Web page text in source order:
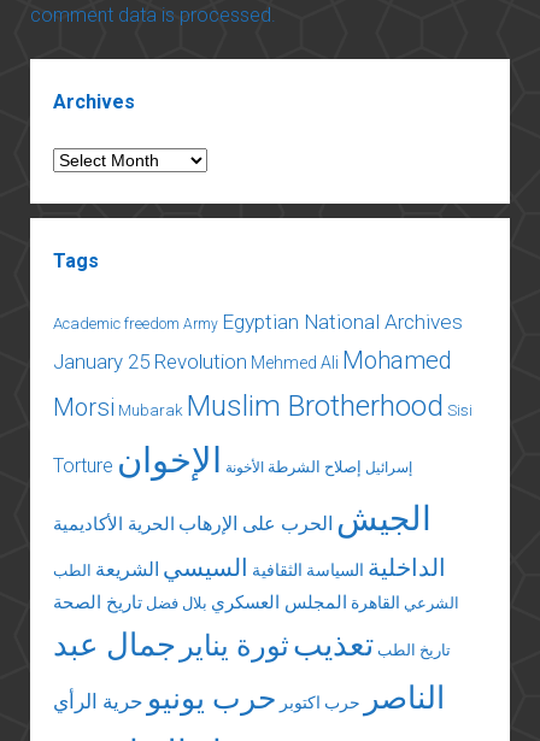
comment data is processed.
Archives
Archives
Tags
Academic freedom Army Egyptian National Archives
January 25 Revolution Mehmed Ali Mohamed
Morsi Mubarak Muslim Brotherhood Sisi
Torture إسرائيل إصلاح الشرطة الأخونة الإخوان
الجيش الحرب على الإرهاب الحرية الأكاديمية
الداخلية السياسة الثقافية السيسي الشريعة الطب
الشرعي القاهرة المجلس العسكري بلال فضل تاريخ الصحة
تاريخ الطب تعذيبثورة يناير جمال عبد
الناصر
حرب اكتوبر حرب يونيو حرية الرأي